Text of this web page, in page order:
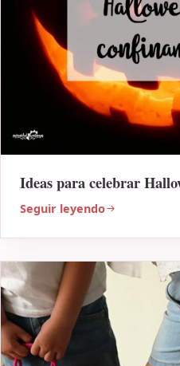
Ideas para celebrar
Seguir leyendo